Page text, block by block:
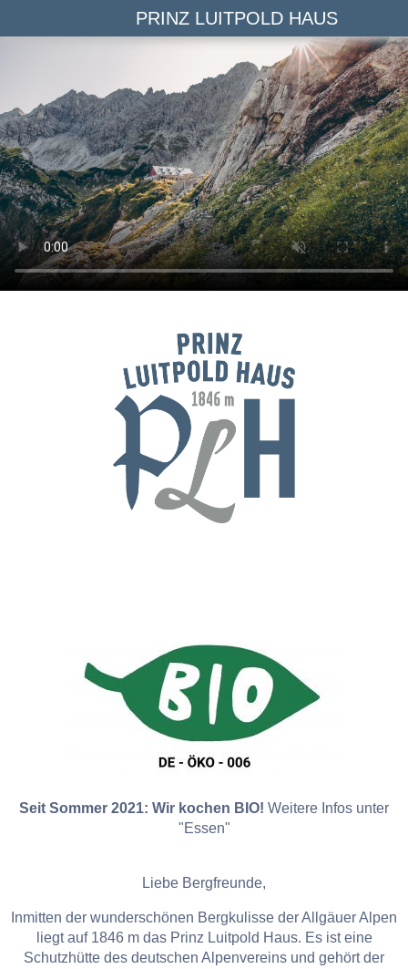
PRINZ LUITPOLD HAUS
Seit Sommer 2021: Wir kochen BIO! Weitere Infos unter
"Essen"
Liebe Bergfreunde,
Inmitten der wunderschönen Bergkulisse der Allgäuer Alpen
liegt auf 1846 m das Prinz Luitpold Haus. Es ist eine
Schutzhütte des deutschen Alpenvereins und gehört der